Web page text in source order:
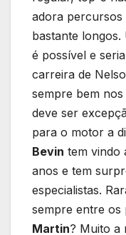
adora percursos
bastante
é possível e
carreira de
sempre bem
deve ser
para o motor a
Bevin tem vindo
anos e tem
especialistas.
sempre entre os
Martin? Muito a